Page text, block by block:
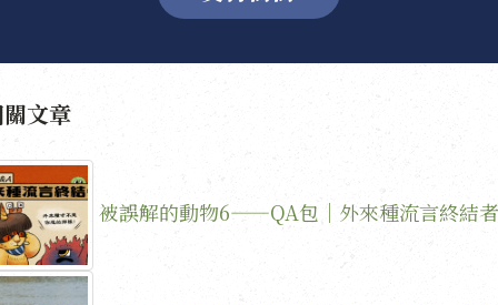
文章
被誤解的動物6——QA包｜外來種流言終結者